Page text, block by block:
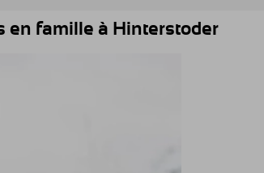
en famille à Hinterstoder